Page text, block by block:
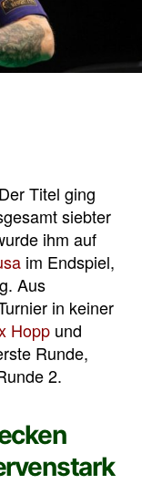
Titel ging
siebter
ihm auf
im Endspiel,
Aus
in keiner
Hopp und
Runde,
2.